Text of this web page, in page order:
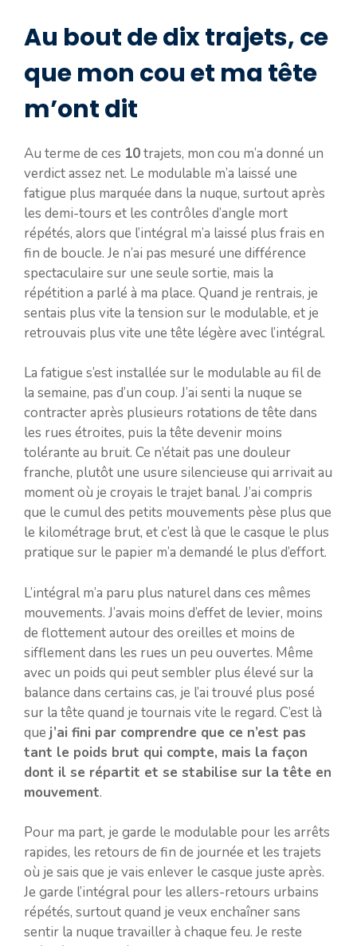
Au bout de dix trajets, ce
que mon cou et ma tête
m’ont dit
Au terme de ces 10trajets, mon cou m’a donné un
verdict assez net. Le modulable m’a laissé une
fatigue plus marquée dans la nuque, surtout après
les demi-tours et les contrôles d’angle mort
répétés, alors que l’intégral m’a laissé plus frais en
fin de boucle. Je n’ai pas mesuré une différence
spectaculaire sur une seule sortie, mais la
répétition a parlé à ma place. Quand je rentrais, je
sentais plus vite la tension sur le modulable, et je
retrouvais plus vite une tête légère avec l’intégral.
La fatigue s’est installée sur le modulable au fil de
la semaine, pas d’un coup. J’ai senti la nuque se
contracter après plusieurs rotations de tête dans
les rues étroites, puis la tête devenir moins
tolérante au bruit. Ce n’était pas une douleur
franche, plutôt une usure silencieuse qui arrivait au
moment où je croyais le trajet banal. J’ai compris
que le cumul des petits mouvements pèse plus que
le kilométrage brut, et c’est là que le casque le plus
pratique sur le papier m’a demandé le plus d’effort.
L’intégral m’a paru plus naturel dans ces mêmes
mouvements. J’avais moins d’effet de levier, moins
de flottement autour des oreilles et moins de
sifflement dans les rues un peu ouvertes. Même
avec un poids qui peut sembler plus élevé sur la
balance dans certains cas, je l’ai trouvé plus posé
sur la tête quand je tournais vite le regard. C’est là
que j’ai fini par comprendre que ce n’est pas
tant le poids brut qui compte, mais la façon
dont il se répartit et se stabilise sur la tête en
mouvement.
Pour ma part, je garde le modulable pour les arrêts
rapides, les retours de fin de journée et les trajets
où je sais que je vais enlever le casque juste après.
Je garde l’intégral pour les allers-retours urbains
répétés, surtout quand je veux enchaîner sans
sentir la nuque travailler à chaque feu. Je reste